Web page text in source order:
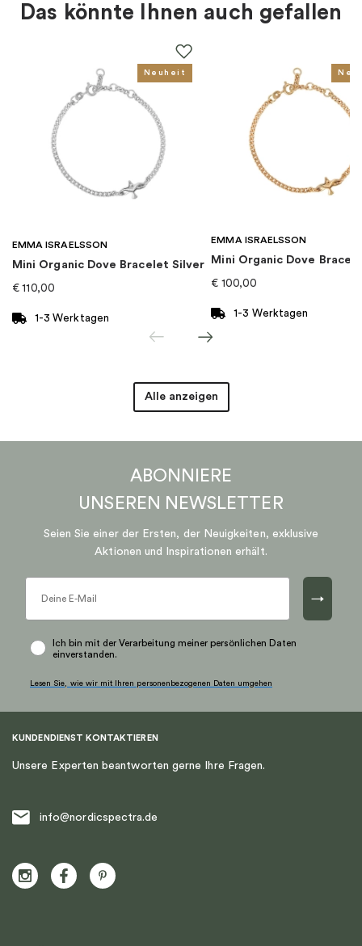
Zirkonia
Thema
Für wen Damen, Kinder
Kollektion: Marvel x Pandora
Kategorie Ohrringe
PANDORA
Das könnte Ihnen auch gefallen
Neuheit
EMMA ISRAELSSON
Mini Organic Dove Bracelet Silver
€ 110,00
1-3 Werktagen
EMMA ISRAELSSON
Mini Organic Dove
€ 100,00
1-3 Werktagen
Alle anzeigen
ABONNIERE
UNSEREN NEWSLETTER
Seien Sie einer der Ersten, der Neuigkeiten, exklusive
Aktionen und Inspirationen erhält.
→
Ich bin mit der Verarbeitung meiner persönlichen Daten
einverstanden.
Lesen Sie, wie wir mit Ihren personenbezogenen Daten umgehen
KUNDENDIENST KONTAKTIEREN
Unsere Experten beantworten gerne Ihre Fragen.
info@nordicspectra.de